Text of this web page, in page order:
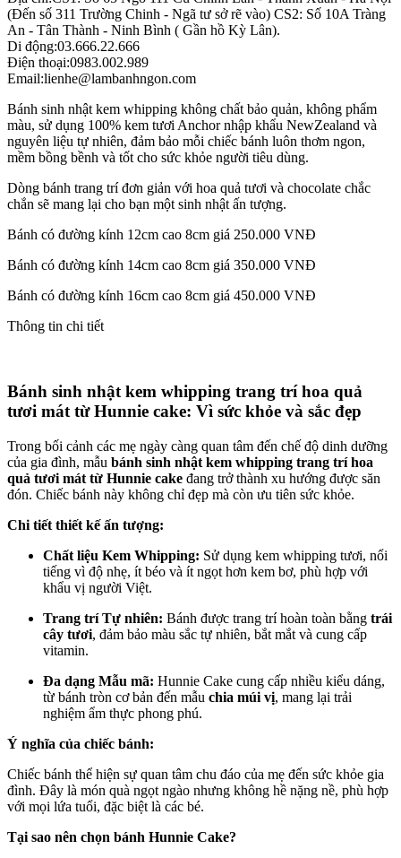
(Đến số 311 Trường Chinh - Ngã tư sở rẽ vào) CS2: Số 10A Tràng
An - Tân Thành - Ninh Bình ( Gần hồ Kỳ Lân).
Di động:03.666.22.666
Điện thoại:0983.002.989
Email:lienhe@lambanhngon.com
Bánh sinh nhật kem whipping không chất bảo quản, không phẩm
màu, sử dụng 100% kem tươi Anchor nhập khẩu NewZealand và
nguyên liệu tự nhiên, đảm bảo mỗi chiếc bánh luôn thơm ngon,
mềm bồng bềnh và tốt cho sức khỏe người tiêu dùng.
Dòng bánh trang trí đơn giản với hoa quả tươi và chocolate chắc
chắn sẽ mang lại cho bạn một sinh nhật ấn tượng.
Bánh có đường kính 12cm cao 8cm giá 250.000 VNĐ
Bánh có đường kính 14cm cao 8cm giá 350.000 VNĐ
Bánh có đường kính 16cm cao 8cm giá 450.000 VNĐ
Thông tin chi tiết
Bánh sinh nhật kem whipping trang trí hoa quả
tươi mát từ Hunnie cake: Vì sức khỏe và sắc đẹp
Trong bối cảnh các mẹ ngày càng quan tâm đến chế độ dinh dưỡng
của gia đình, mẫu bánh sinh nhật kem whipping trang trí hoa
quả tươi mát từ Hunnie cake đang trở thành xu hướng được săn
đón. Chiếc bánh này không chỉ đẹp mà còn ưu tiên sức khỏe.
Chi tiết thiết kế ấn tượng:
Chất liệu Kem Whipping: Sử dụng kem whipping tươi, nổi
tiếng vì độ nhẹ, ít béo và ít ngọt hơn kem bơ, phù hợp với
khẩu vị người Việt.
Trang trí Tự nhiên: Bánh được trang trí hoàn toàn bằng trái
cây tươi, đảm bảo màu sắc tự nhiên, bắt mắt và cung cấp
vitamin.
Đa dạng Mẫu mã: Hunnie Cake cung cấp nhiều kiểu dáng,
từ bánh tròn cơ bản đến mẫu chia múi vị, mang lại trải
nghiệm ẩm thực phong phú.
Ý nghĩa của chiếc bánh:
Chiếc bánh thể hiện sự quan tâm chu đáo của mẹ đến sức khỏe gia
đình. Đây là món quà ngọt ngào nhưng không hề nặng nề, phù hợp
với mọi lứa tuổi, đặc biệt là các bé.
Tại sao nên chọn bánh Hunnie Cake?